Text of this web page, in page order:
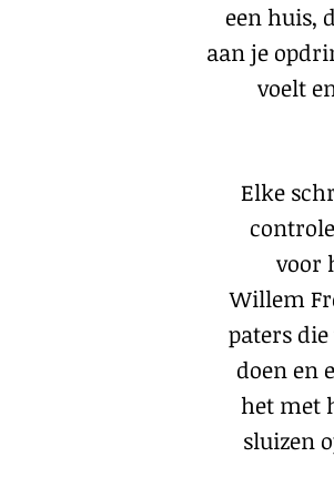
een huis,
aan je
voelt
Elke
voor
Willem
paters
doen en
het met
sluizen